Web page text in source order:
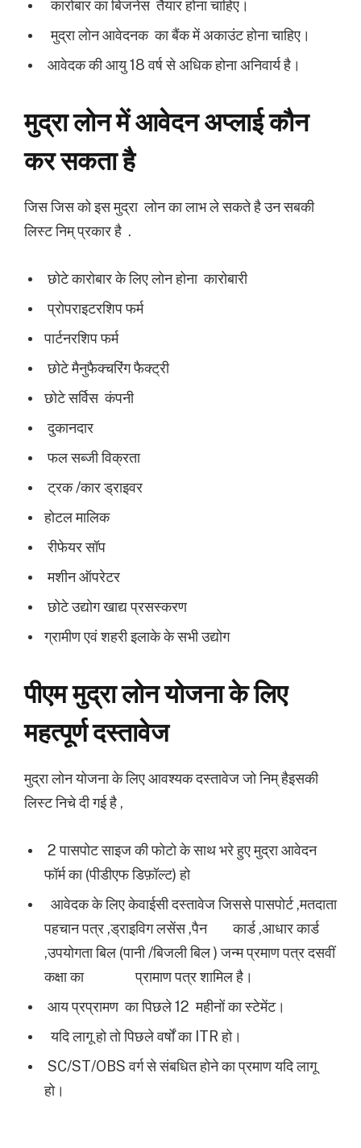
कारोबार का बिजनेस तैयार होना चाहिए।
मुद्रा लोन आवेदनक का बैंक में अकाउंट होना चाहिए।
आवेदक की आयु 18 वर्ष से अधिक होना अनिवार्य है।
मुद्रा लोन में आवेदन अप्लाई कौन
कर सकता है
जिस जिस को इस मुद्रा लोन का लाभ ले सकते है उन सबकी
लिस्ट निम् प्रकार है .
छोटे कारोबार के लिए लोन होना कारोबारी
प्रोपराइटरशिप फर्म
पार्टनरशिप फर्म
छोटे मैनुफैक्चरिंग फैक्ट्री
छोटे सर्विस कंपनी
दुकानदार
फल सब्जी विक्रता
ट्रक /कार ड्राइवर
होटल मालिक
रीफेयर सॉप
मशीन ऑपरेटर
छोटे उद्योग खाद्य प्रसस्करण
ग्रामीण एवं शहरी इलाके के सभी उद्योग
पीएम मुद्रा लोन योजना के लिए
महत्पूर्ण दस्तावेज
मुद्रा लोन योजना के लिए आवश्यक दस्तावेज जो निम् हैइसकी
लिस्ट निचे दी गई है ,
2 पासपोट साइज की फोटो के साथ भरे हुए मुद्रा आवेदन
फॉर्म का (पीडीएफ डिफ़ॉल्ट) हो
आवेदक के लिए केवाईसी दस्तावेज जिससे पासपोर्ट ,मतदाता
पहचान पत्र ,ड्राइविग लसेंस ,पैन
कार्ड ,आधार कार्ड
,उपयोगता बिल (पानी /बिजली बिल ) जन्म प्रमाण पत्र दसवीं
कक्षा का
प्रामाण पत्र शामिल है।
आय प्रप्रामण का पिछले 12 महीनों का स्टेमेंट।
यदि लागू हो तो पिछले वर्षों का ITR हो।
SC/ST/OBS वर्ग से संबधित होने का प्रमाण यदि लागू
हो।